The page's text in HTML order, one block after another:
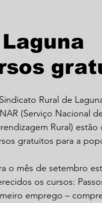
Rural de
(Serviço Nacional
Rural)
gratuitos para a
o mês de setembro
os cursos:
emprego –